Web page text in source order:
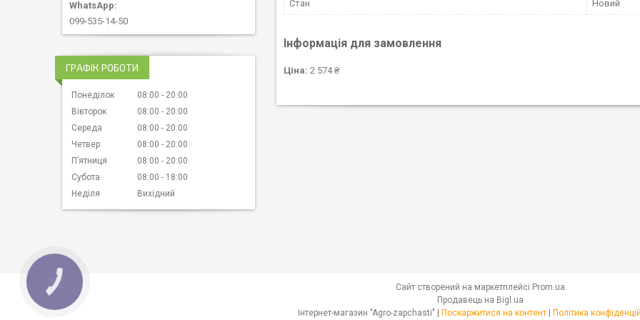
Стан Новий
Інформація для замовлення
Ціна: 2 574 ₴
099-535-14-50
ГРАФІК РОБОТИ
Понеділок 08:00
20:00
Вівторок
08:00
20:00
Середа
08:00
20:00
Четвер
08:00
20:00
Пʼятниця
08:00
20:00
Субота
08:00
18:00
Неділя
Вихідний
Сайт створений на маркетплейсі Prom.ua
Продавець на Bigl.ua
Поскаржитися на контент Політика
КНОПКА
ЗВ'ЯЗКУ